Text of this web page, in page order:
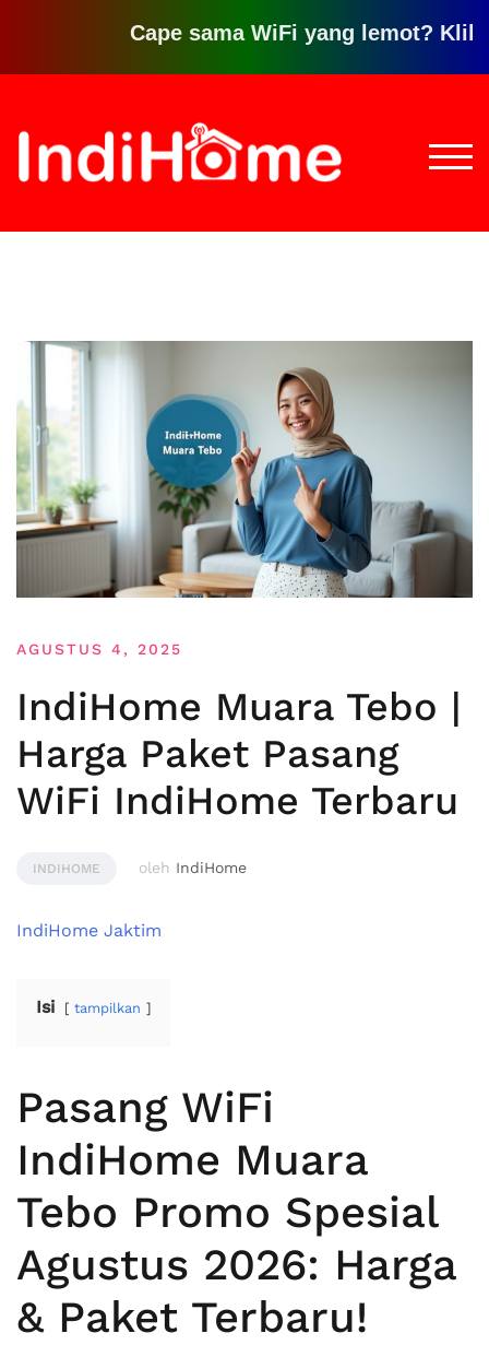
Cape sama WiFi yang lemot? Klik
konten
AGUSTUS 4, 2025
IndiHome Muara Tebo |
Harga Paket Pasang
WiFi IndiHome Terbaru
INDIHOME oleh IndiHome
IndiHome Jaktim
Isi tampilkan
Pasang WiFi
IndiHome Muara
Tebo Promo Spesial
Agustus 2026: Harga
& Paket Terbaru!